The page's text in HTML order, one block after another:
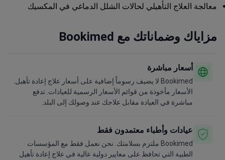
معالجة العلاج التأهيلي لحالات الشلل الدماغي في المكسيك
مزاياك وضماناتك مع Bookimed
أسعار مباشرة
Bookimed لا يضيف رسوماً إضافية على أسعار علاج إعادة تأهيل.
الأسعار مأخوذة من قوائم الأسعار الرسمية للعيادات. تدفع
مباشرة في العيادة مقابل علاجك عند وصولك إلى البلد.
عيادات وأطباء معتمدون فقط
Bookimed ملتزم بسلامتك. نحن نعمل فقط مع المؤسسات
الطبية التي تحافظ على معايير دولية عالية في علاج إعادة تأهيل